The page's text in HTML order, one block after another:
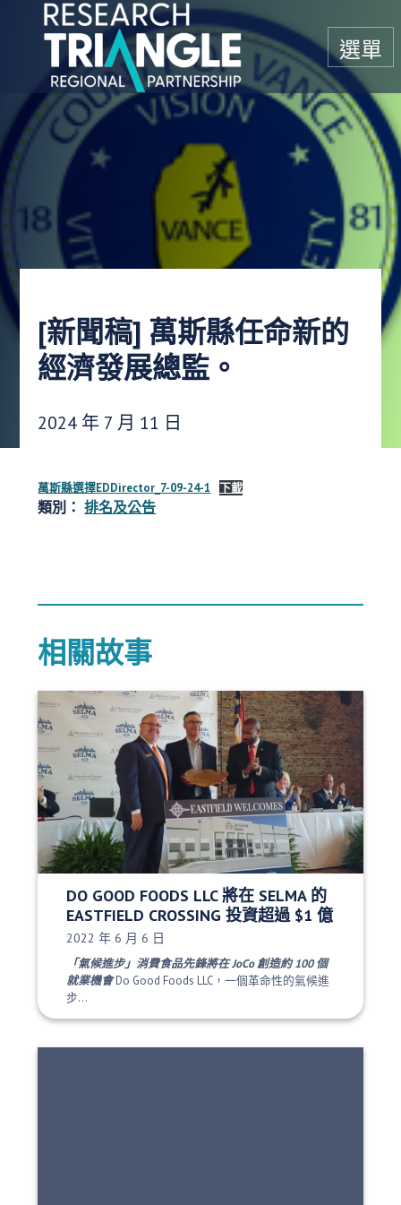
跳至內容
選單
[新聞稿] 萬斯縣任命新的
經濟發展總監。
發布日期：
2024 年 7 月 11 日
萬斯縣選擇EDDirector_7-09-24-1 下載
類別： 排名及公告
相關故事
DO GOOD FOODS LLC 將在 SELMA 的
EASTFIELD CROSSING 投資超過 $1 億
發布日期：
2022 年 6 月 6 日
「氣候進步」消費食品先鋒將在 JoCo 創造約 100 個
就業機會Do Good Foods LLC，一個革命性的氣候進
步...